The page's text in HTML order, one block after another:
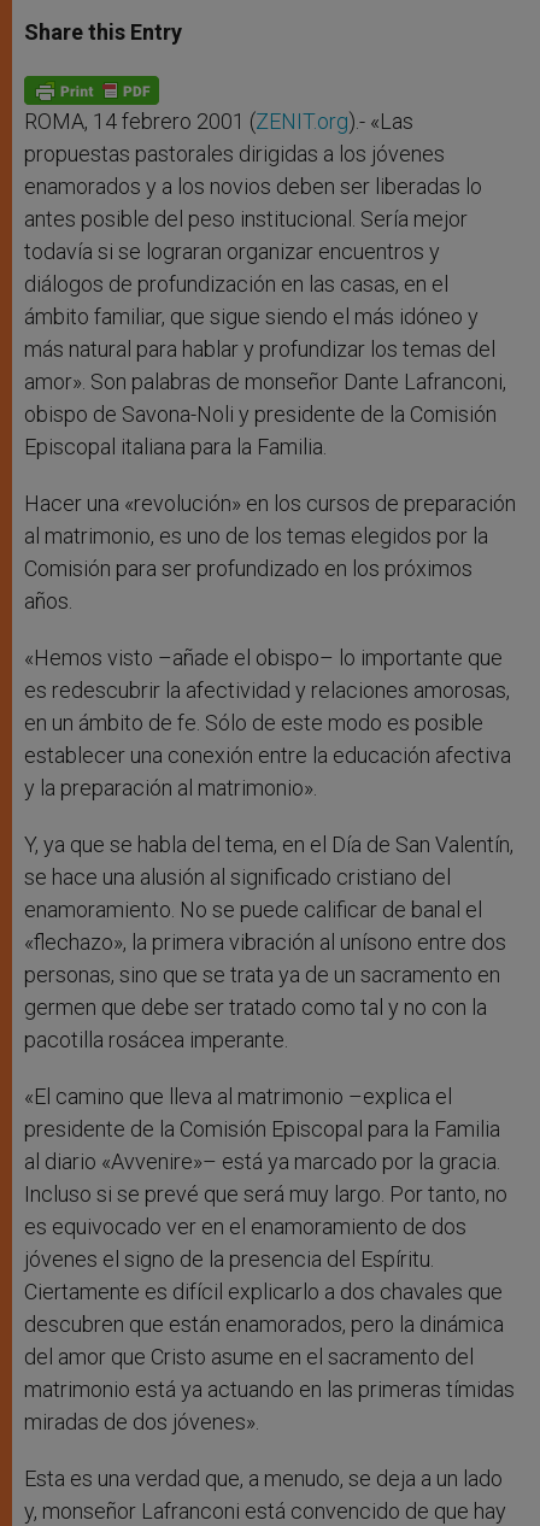
t
s
p
p
s
e
g
e
r
e
b
o
k
Share this Entry
ROMA, 14 febrero 2001 (ZENIT.org).- «Las
propuestas pastorales dirigidas a los jóvenes
enamorados y a los novios deben ser liberadas lo
antes posible del peso institucional. Sería mejor
todavía si se lograran organizar encuentros y
diálogos de profundización en las casas, en el
ámbito familiar, que sigue siendo el más idóneo y
más natural para hablar y profundizar los temas del
amor». Son palabras de monseñor Dante Lafranconi,
obispo de Savona-Noli y presidente de la Comisión
Episcopal italiana para la Familia.
Hacer una «revolución» en los cursos de preparación
al matrimonio, es uno de los temas elegidos por la
Comisión para ser profundizado en los próximos
años.
«Hemos visto –añade el obispo– lo importante que
es redescubrir la afectividad y relaciones amorosas,
en un ámbito de fe. Sólo de este modo es posible
establecer una conexión entre la educación afectiva
y la preparación al matrimonio».
Y, ya que se habla del tema, en el Día de San Valentín,
se hace una alusión al significado cristiano del
enamoramiento. No se puede calificar de banal el
«flechazo», la primera vibración al unísono entre dos
personas, sino que se trata ya de un sacramento en
germen que debe ser tratado como tal y no con la
pacotilla rosácea imperante.
«El camino que lleva al matrimonio –explica el
presidente de la Comisión Episcopal para la Familia
al diario «Avvenire»– está ya marcado por la gracia.
Incluso si se prevé que será muy largo. Por tanto, no
es equivocado ver en el enamoramiento de dos
jóvenes el signo de la presencia del Espíritu.
Ciertamente es difícil explicarlo a dos chavales que
descubren que están enamorados, pero la dinámica
del amor que Cristo asume en el sacramento del
matrimonio está ya actuando en las primeras tímidas
miradas de dos jóvenes».
Esta es una verdad que, a menudo, se deja a un lado
y, monseñor Lafranconi está convencido de que hay